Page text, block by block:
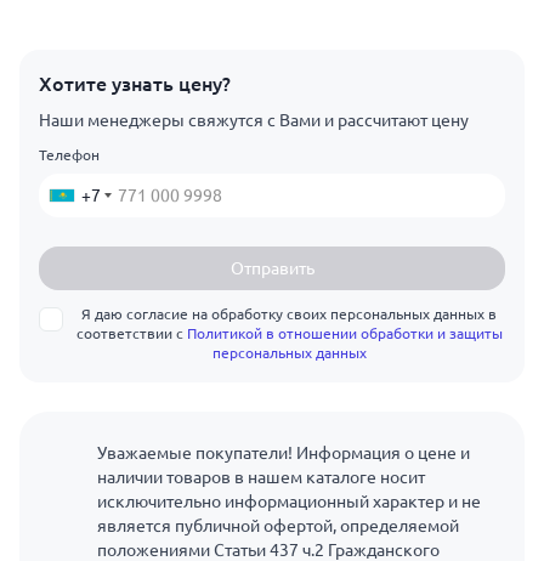
Хотите узнать цену?
Наши менеджеры свяжутся с Вами и рассчитают цену
Телефон
+7
Отправить
Я даю согласие на обработку своих персональных данных в
соответствии с Политикой в отношении обработки и защиты
персональных данных
Уважаемые покупатели! Информация о цене и
наличии товаров в нашем каталоге носит
исключительно информационный характер и не
является публичной офертой, определяемой
положениями Статьи 437 ч.2 Гражданского